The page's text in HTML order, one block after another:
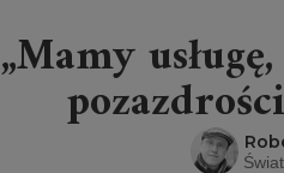
„Mamy